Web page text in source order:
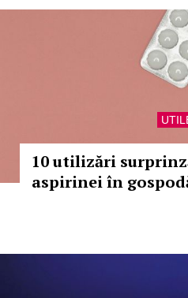
10 utilizări
aspirinei în